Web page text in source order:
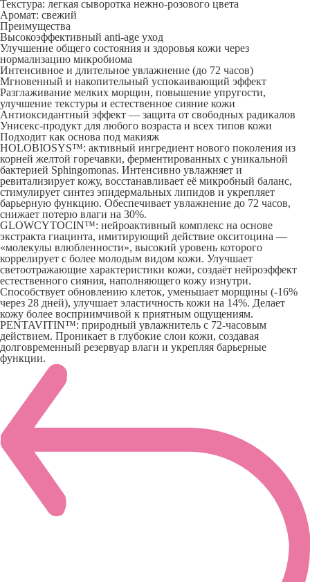
Текстура: легкая сыворотка нежно-розового цвета
Аромат: свежий
Преимущества
Высокоэффективный anti-age уход
Улучшение общего состояния и здоровья кожи через
нормализацию микробиома
Интенсивное и длительное увлажнение (до 72 часов)
Мгновенный и накопительный успокаивающий эффект
Разглаживание мелких морщин, повышение упругости,
улучшение текстуры и естественное сияние кожи
Антиоксидантный эффект — защита от свободных радикалов
Унисекс-продукт для любого возраста и всех типов кожи
Подходит как основа под макияж
HOLOBIOSYS™: активный ингредиент нового поколения из
корней желтой горечавки, ферментированных с уникальной
бактерией Sphingomonas. Интенсивно увлажняет и
ревитализирует кожу, восстанавливает её микробный баланс,
стимулирует синтез эпидермальных липидов и укрепляет
барьерную функцию. Обеспечивает увлажнение до 72 часов,
снижает потерю влаги на 30%.
GLOWCYTOCIN™: нейроактивный комплекс на основе
экстракта гиацинта, имитирующий действие окситоцина —
«молекулы влюбленности», высокий уровень которого
коррелирует с более молодым видом кожи. Улучшает
светоотражающие характеристики кожи, создаёт нейроэффект
естественного сияния, наполняющего кожу изнутри.
Способствует обновлению клеток, уменьшает морщины (-16%
через 28 дней), улучшает эластичность кожи на 14%. Делает
кожу более восприимчивой к приятным ощущениям.
PENTAVITIN™: природный увлажнитель с 72-часовым
действием. Проникает в глубокие слои кожи, создавая
долговременный резервуар влаги и укрепляя барьерные
функции.